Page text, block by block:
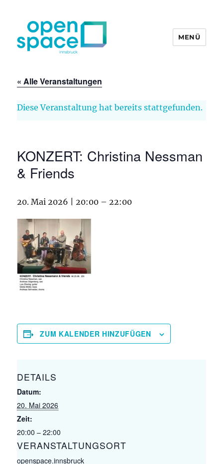
MENÜ
« Alle Veranstaltungen
Diese Veranstaltung hat bereits stattgefunden.
KONZERT: Christina Nessman
& Friends
20. Mai 2026 | 20:00 –22:00
ZUM KALENDER HINZUFÜGEN
DETAILS
Datum:
20. Mai 2026
Zeit:
20:00 – 22:00
VERANSTALTUNGSORT
openspace.innsbruck